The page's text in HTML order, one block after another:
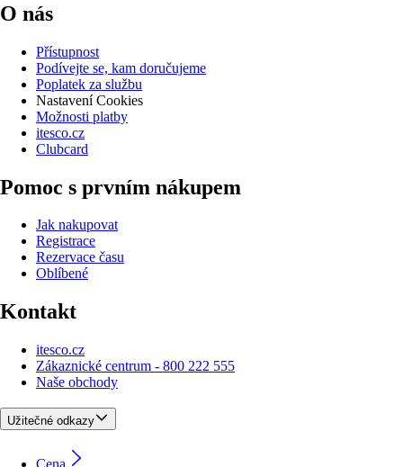
O nás
Přístupnost
Podívejte se, kam doručujeme
Poplatek za službu
Nastavení Cookies
Možnosti platby
itesco.cz
Clubcard
Pomoc s prvním nákupem
Jak nakupovat
Registrace
Rezervace času
Oblíbené
Kontakt
itesco.cz
Zákaznické centrum - 800 222 555
Naše obchody
Užitečné odkazy
Cena